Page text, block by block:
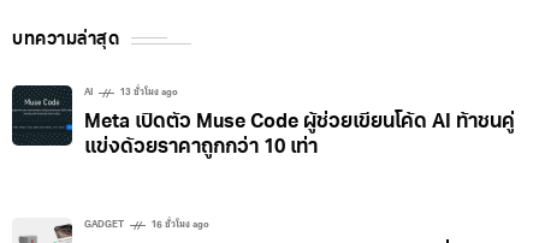
บทความล่าสุด
AI 13 ชั่วโมง ago
Meta เปิดตัว Muse Code ผู้ช่วยเขียนโค้ด AI ท้าชนคู่
แข่งด้วยราคาถูกกว่า 10 เท่า
GADGET 16 ชั่วโมง ago